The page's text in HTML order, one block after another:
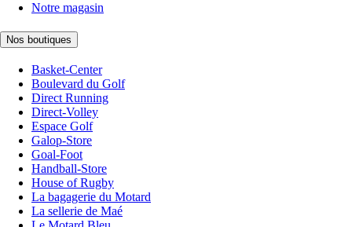
Notre magasin
Nos boutiques
Basket-Center
Boulevard du Golf
Direct Running
Direct-Volley
Espace Golf
Galop-Store
Goal-Foot
Handball-Store
House of Rugby
La bagagerie du Motard
La sellerie de Maé